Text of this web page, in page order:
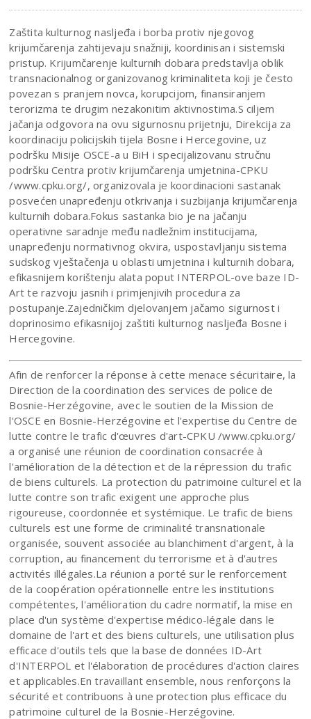
Zaštita kulturnog nasljeđa i borba protiv njegovog
krijumčarenja zahtijevaju snažniji, koordinisan i sistemski
pristup. Krijumčarenje kulturnih dobara predstavlja oblik
transnacionalnog organizovanog kriminaliteta koji je često
povezan s pranjem novca, korupcijom, finansiranjem
terorizma te drugim nezakonitim aktivnostima.S ciljem
jačanja odgovora na ovu sigurnosnu prijetnju, Direkcija za
koordinaciju policijskih tijela Bosne i Hercegovine, uz
podršku Misije OSCE-a u BiH i specijalizovanu stručnu
podršku Centra protiv krijumčarenja umjetnina-CPKU
/www.cpku.org/, organizovala je koordinacioni sastanak
posvećen unapređenju otkrivanja i suzbijanja krijumčarenja
kulturnih dobara.Fokus sastanka bio je na jačanju
operativne saradnje među nadležnim institucijama,
unapređenju normativnog okvira, uspostavljanju sistema
sudskog vještačenja u oblasti umjetnina i kulturnih dobara,
efikasnijem korištenju alata poput INTERPOL-ove baze ID-
Art te razvoju jasnih i primjenjivih procedura za
postupanje.Zajedničkim djelovanjem jačamo sigurnost i
doprinosimo efikasnijoj zaštiti kulturnog nasljeđa Bosne i
Hercegovine.
Afin de renforcer la réponse à cette menace sécuritaire, la
Direction de la coordination des services de police de
Bosnie-Herzégovine, avec le soutien de la Mission de
l'OSCE en Bosnie-Herzégovine et l'expertise du Centre de
lutte contre le trafic d'œuvres d'art-CPKU /www.cpku.org/
a organisé une réunion de coordination consacrée à
l'amélioration de la détection et de la répression du trafic
de biens culturels. La protection du patrimoine culturel et la
lutte contre son trafic exigent une approche plus
rigoureuse, coordonnée et systémique. Le trafic de biens
culturels est une forme de criminalité transnationale
organisée, souvent associée au blanchiment d'argent, à la
corruption, au financement du terrorisme et à d'autres
activités illégales.La réunion a porté sur le renforcement
de la coopération opérationnelle entre les institutions
compétentes, l'amélioration du cadre normatif, la mise en
place d'un système d'expertise médico-légale dans le
domaine de l'art et des biens culturels, une utilisation plus
efficace d'outils tels que la base de données ID-Art
d'INTERPOL et l'élaboration de procédures d'action claires
et applicables.En travaillant ensemble, nous renforçons la
sécurité et contribuons à une protection plus efficace du
patrimoine culturel de la Bosnie-Herzégovine.